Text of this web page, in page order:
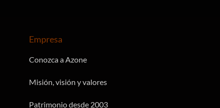
Empresa
Conozca a Azone
Misión, visión y valores